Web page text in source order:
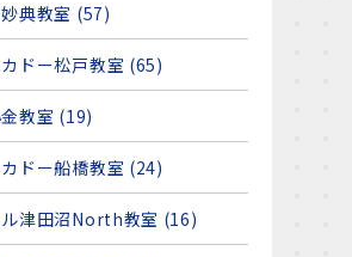
典教室 (57)
ドー松戸教室 (65)
教室 (19)
ドー船橋教室 (24)
津田沼North教室 (16)